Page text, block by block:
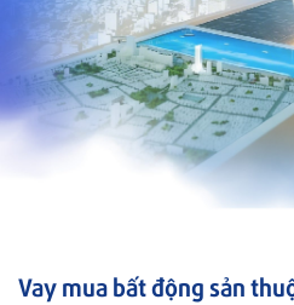
Thẻ
Khoản vay
Bảo hiểm liên kết
Hộ Kinh doanh
Vay mua bất động sản